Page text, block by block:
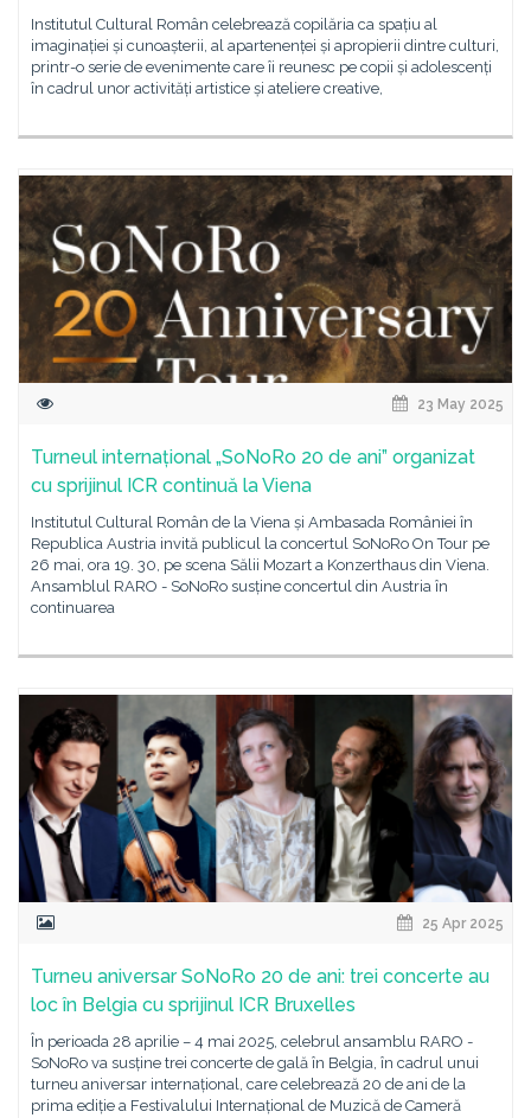
Institutul Cultural Român celebrează copilăria ca spațiu al
imaginației și cunoașterii, al apartenenței și apropierii dintre culturi,
printr-o serie de evenimente care îi reunesc pe copii și adolescenți
în cadrul unor activități artistice și ateliere creative,
23 May 2025
Turneul internațional „SoNoRo 20 de ani” organizat
cu sprijinul ICR continuă la Viena
Institutul Cultural Român de la Viena și Ambasada României în
Republica Austria invită publicul la concertul SoNoRo On Tour pe
26 mai, ora 19. 30, pe scena Sălii Mozart a Konzerthaus din Viena.
Ansamblul RARO - SoNoRo susține concertul din Austria în
continuarea
25 Apr 2025
Turneu aniversar SoNoRo 20 de ani: trei concerte au
loc în Belgia cu sprijinul ICR Bruxelles
În perioada 28 aprilie – 4 mai 2025, celebrul ansamblu RARO -
SoNoRo va susține trei concerte de gală în Belgia, în cadrul unui
turneu aniversar internațional, care celebrează 20 de ani de la
prima ediție a Festivalului Internațional de Muzică de Cameră